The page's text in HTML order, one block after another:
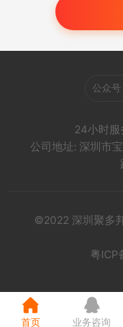
公众号
24小时服
公司地址: 深圳市
©2022 深圳聚多
粤ICP
首页 业务咨询